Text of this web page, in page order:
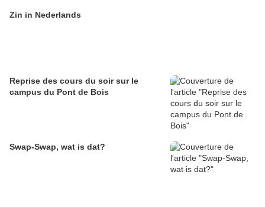
Zin in Nederlands
Reprise des cours du soir sur le
campus du Pont de Bois
Swap-Swap, wat is dat?